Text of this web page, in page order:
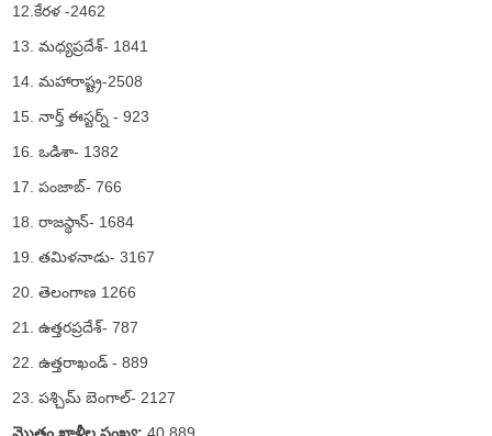
12.కేరళ -2462
13. మధ్యప్రదేశ్- 1841
14. మహారాష్ట్ర-2508
15. నార్త్ ఈస్టర్న్ - 923
16. ఒడిశా- 1382
17. పంజాబ్- 766
18. రాజస్థాన్- 1684
19. తమిళనాడు- 3167
20. తెలంగాణ 1266
21. ఉత్తరప్రదేశ్- 787
22. ఉత్తరాఖండ్ - 889
23. పశ్చిమ్ బెంగాల్- 2127
మొత్తం ఖాళీల సంఖ్య: 40,889.